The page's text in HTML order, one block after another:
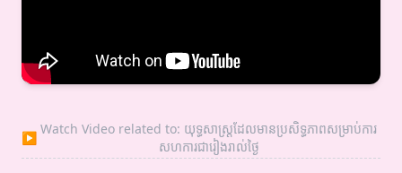
▶
Watch Video related to: យុទ្ធសាស្ត្រដែលមានប្រសិទ្ធភាពសម្រាប់ការ
សហការជារៀងរាល់ថ្ងៃ